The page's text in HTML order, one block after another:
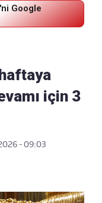
Google
için 3
- 09:03